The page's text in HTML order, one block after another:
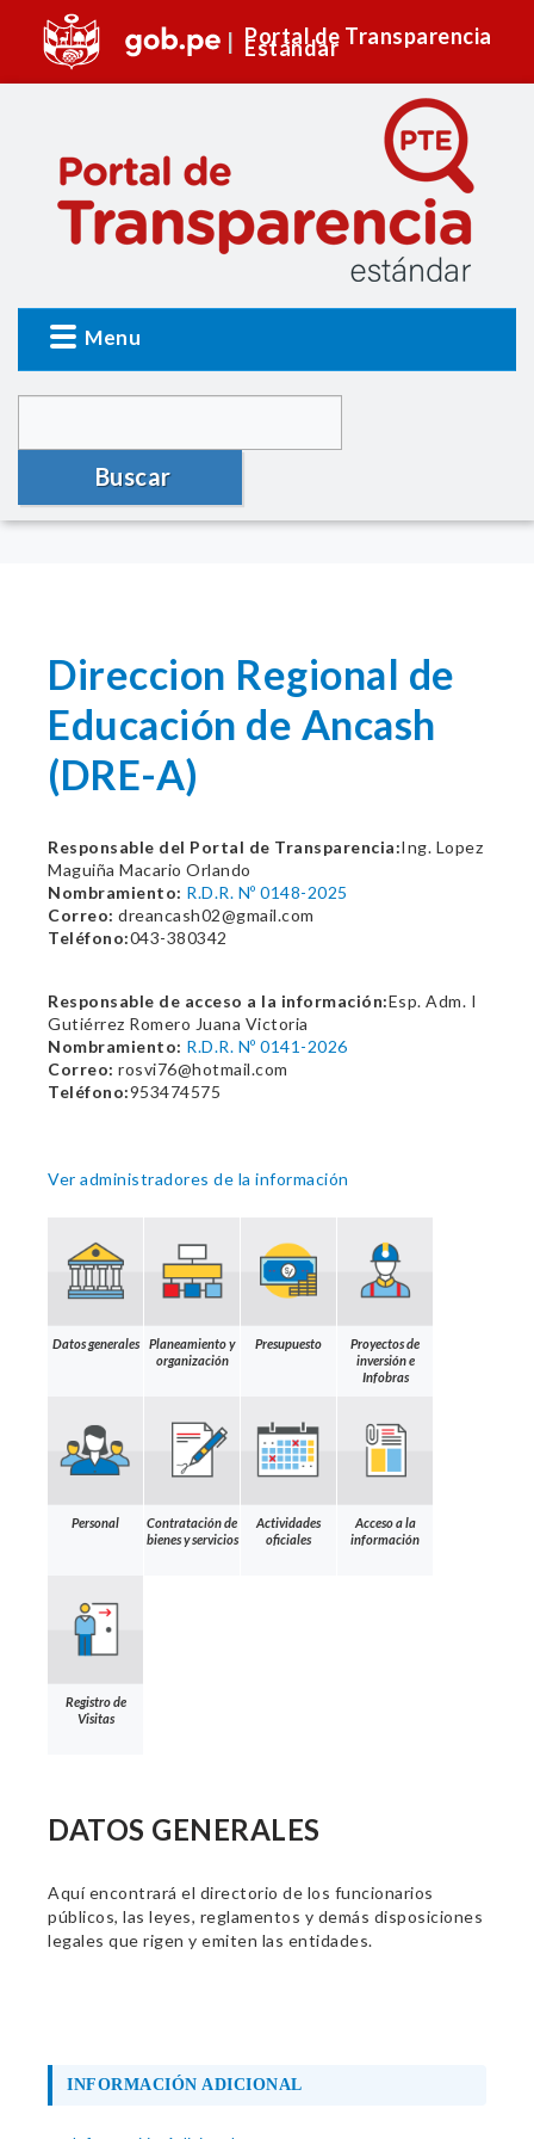
Portal de Transparencia
Estándar
Menu
Buscar
Direccion Regional de
Educación de Ancash
(DRE-A)
Responsable del Portal de Transparencia:Ing. Lopez
Maguiña Macario Orlando
Nombramiento: R.D.R. Nº 0148-2025
Correo: dreancash02@gmail.com
Teléfono:043-380342
Responsable de acceso a la información:Esp. Adm. I
Gutiérrez Romero Juana Victoria
Nombramiento: R.D.R. Nº 0141-2026
Correo: rosvi76@hotmail.com
Teléfono:953474575
Ver administradores de la información
Datos generales
Planeamiento y
organización
Presupuesto
Proyectos de
inversión e
Infobras
Personal
Contratación de
bienes y servicios
Actividades
oficiales
Acceso a la
información
Registro de
Visitas
DATOS GENERALES
Aquí encontrará el directorio de los funcionarios
públicos, las leyes, reglamentos y demás disposiciones
legales que rigen y emiten las entidades.
INFORMACIÓN ADICIONAL